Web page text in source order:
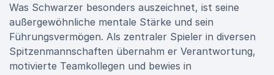
Was Schwarzer besonders auszeichnet, ist seine
außergewöhnliche mentale Stärke und sein
Führungsvermögen. Als zentraler Spieler in diversen
Spitzenmannschaften übernahm er Verantwortung,
motivierte Teamkollegen und bewies in